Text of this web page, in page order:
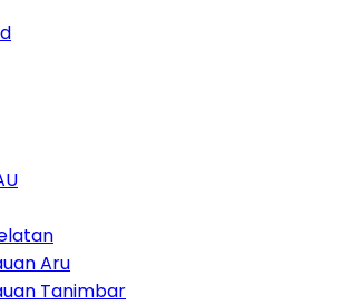
Aru
Tanimbar